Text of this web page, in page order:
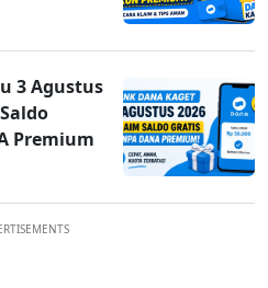
3 Agustus
Premium